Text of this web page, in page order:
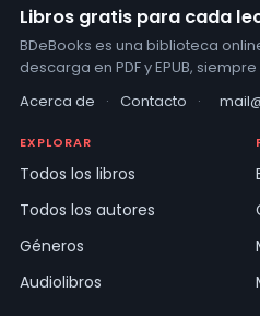
Libros gratis para cada
BDeBooks es una biblioteca
descarga en PDF y EPUB,
Acerca de
· Contacto ·
EXPLORAR
Todos los libros
Todos los autores
Géneros
Audiolibros